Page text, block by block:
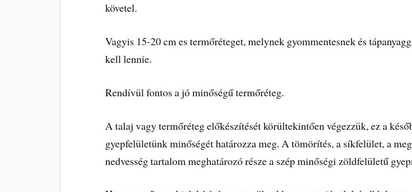
követel.
Vagyis 15-20 cm es termőréteget, melynek gyommentesnek és
kell lennie.
Rendívül fontos a jó minőségű termőréteg.
A talaj vagy termőréteg előkészítését körültekintően végezzük, ez a
gyepfelületünk minőségét határozza meg. A tömörítés, a síkfelület, a
nedvesség tartalom meghatározó része a szép minőségi zöldfelületű